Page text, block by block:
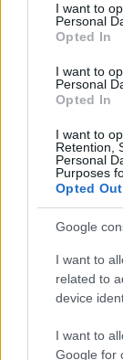
I want to
Personal
Opted In
I want to
Personal
Opted In
I want to
Retention,
Personal
Purposes
Opted Out
Google
I want to
related to
device
I want to
Google for
Η χώρα